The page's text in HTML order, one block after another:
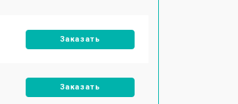
Заказать
Заказать